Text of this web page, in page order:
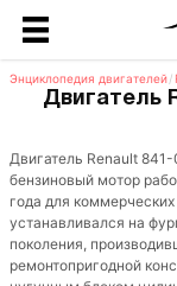
Энциклопедия двигателей/
Двигатель
Двигатель Renault
бензиновый мотор
года для
устанавливался на
поколения,
ремонтопригодной